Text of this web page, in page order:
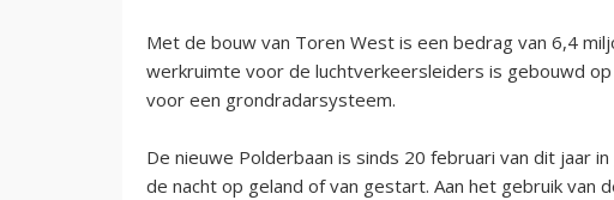
Met de bouw van Toren West is een bedrag van 6,4
werkruimte voor de luchtverkeersleiders is gebouwd
voor een grondradarsysteem.
De nieuwe Polderbaan is sinds 20 februari van dit jaar
de nacht op geland of van gestart. Aan het gebruik van